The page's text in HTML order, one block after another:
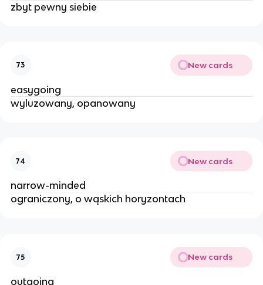
zbyt pewny siebie
73 New cards
easygoing
wyluzowany, opanowany
74 New cards
narrow-minded
ograniczony, o wąskich horyzontach
75 New cards
outgoing